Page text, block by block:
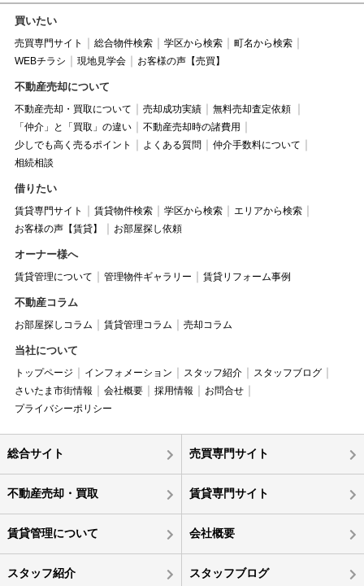
買いたい
売買専門サイト 総合物件検索 学区から検索
町名から検索
WEBチラシ
現地見学会 お客様の声【売買】
不動産売却について
不動産売却・買取について 売却成功実績
無料売却査定依頼
「仲介」と「買取」の違い
不動産売却時の諸費用
少しでも高く売るポイント
よくある質問
仲介手数料について
相続相談
借りたい
賃貸専門サイト 賃貸物件検索 学区から検索
エリアから検索
お客様の声【賃貸】
お部屋探し依頼
オーナー様へ
賃貸管理について 管理物件ギャラリー 賃貸リフォーム事例
不動産コラム
お部屋探しコラム 賃貸管理コラム 売却コラム
当社について
トップページ インフォメーション スタッフ紹介
スタッフブログ
さいたま市街情報
会社概要 採用情報
お問合せ
プライバシーポリシー
総合サイト 売買専門サイト
不動産売却・買取 賃貸専門サイト
賃貸管理について 会社概要
スタッフ紹介 スタッフブログ